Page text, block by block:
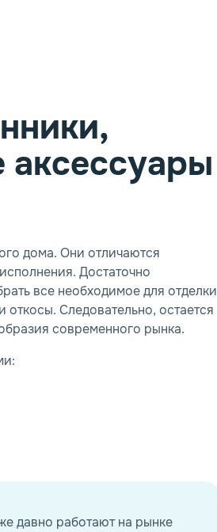
дома. Они отличаются
Достаточно
все необходимое для отделки
Следовательно, остается
современного рынка.
давно работают на рынке